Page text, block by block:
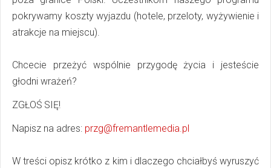
pokrywamy koszty wyjazdu (hotele, przeloty, wyżywienie i
atrakcje na miejscu).
Chcecie przeżyć wspólnie przygodę życia i jesteście
głodni wrażeń?
ZGŁOŚ SIĘ!
Napisz na adres: przg@fremantlemedia.pl
W treści opisz krótko z kim i dlaczego chciałbyś wyruszyć